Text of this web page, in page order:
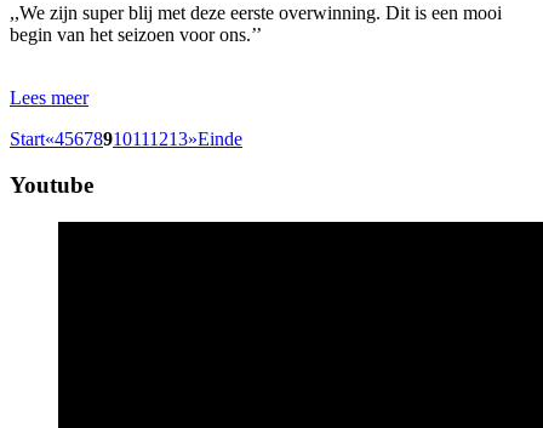
,,We zijn super blij met deze eerste overwinning. Dit is een mooi
begin van het seizoen voor ons.’’
Lees meer
Start«45678910111213»Einde
Youtube